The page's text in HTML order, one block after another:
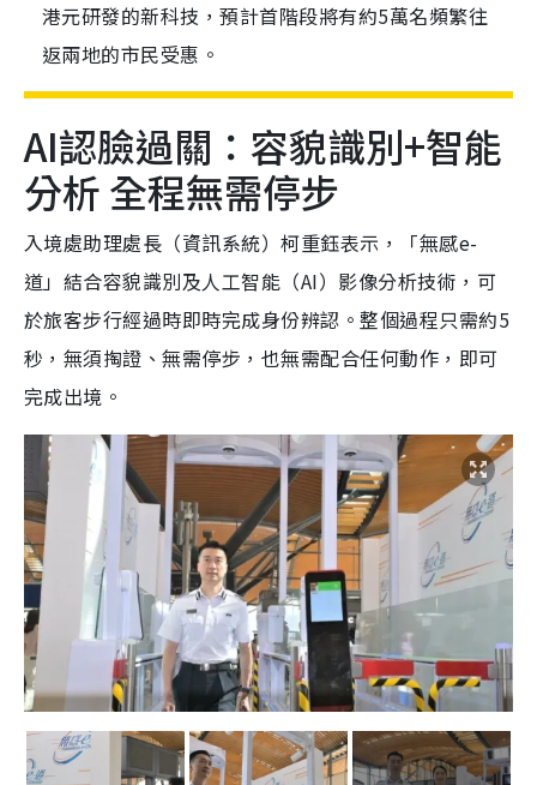
港元研發的新科技，預計首階段將有約5萬名頻繁往
返兩地的市民受惠。
AI認臉過關：容貌識別+智能
分析 全程無需停步
入境處助理處長（資訊系統）柯重鈺表示，「無感e-
道」結合容貌識別及人工智能（AI）影像分析技術，可
於旅客步行經過時即時完成身份辨認。整個過程只需約5
秒，無須掏證、無需停步，也無需配合任何動作，即可
完成出境。